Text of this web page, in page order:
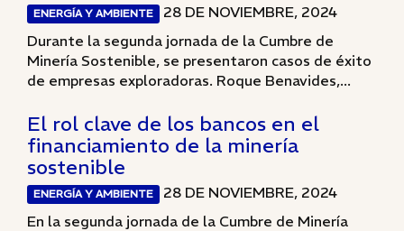
ENERGÍA Y AMBIENTE
28 DE NOVIEMBRE, 2024
Durante la segunda jornada de la Cumbre de
Minería Sostenible, se presentaron casos de éxito
de empresas exploradoras. Roque Benavides,...
El rol clave de los bancos en el
financiamiento de la minería
sostenible
ENERGÍA Y AMBIENTE
28 DE NOVIEMBRE, 2024
En la segunda jornada de la Cumbre de Minería